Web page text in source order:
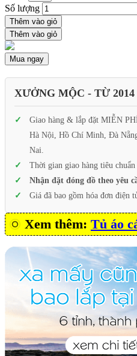
Số lượng
Thêm vào giỏ
Thêm vào giỏ
Mua ngay
XƯỞNG MỘC - TỪ 2014
Giao hàng & lắp đặt MIỄN
Hà Nội, Hồ Chí Minh, Đà
Nai.
Thời gian giao hàng tiêu
Nhận đặt đóng đồ theo yêu
Giá đã bao gồm hóa đơn điện
Xem thêm: Tủ áo